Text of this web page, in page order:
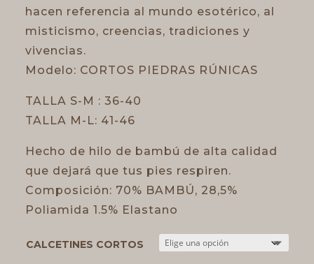
hacen referencia al mundo esotérico, al
misticismo, creencias, tradiciones y
vivencias.
Modelo: CORTOS PIEDRAS RÚNICAS
TALLA S-M : 36-40
TALLA M-L: 41-46
Hecho de hilo de bambú de alta calidad
que dejará que tus pies respiren.
Composición: 70% BAMBÚ, 28,5%
Poliamida 1.5% Elastano
CALCETINES CORTOS